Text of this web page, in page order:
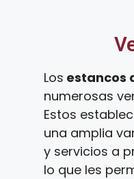
Los estancos
numerosas
Estos
una amplia
y servicios a
lo que les